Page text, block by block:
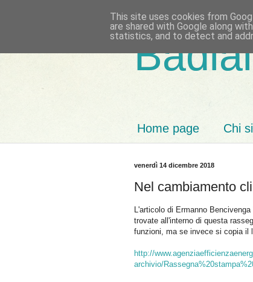
Home page Chi
venerdì 14 dicembre 2018
Nel cambiamento
L'articolo di Ermanno
trovate all'interno di questa
funzioni, ma se invece si copia il
http://
archivio/
This site uses cookies from
are shared with Google along
statistics, and to detect and